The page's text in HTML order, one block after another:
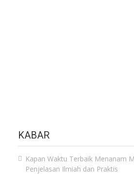
KABAR
Kapan Waktu Terbaik Menanam
Penjelasan Ilmiah dan Praktis